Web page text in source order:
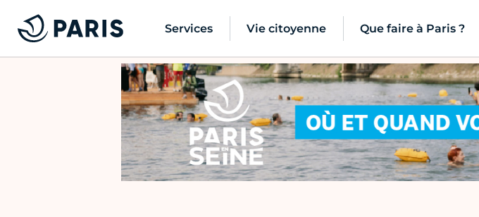
Services Vie citoyenne Que faire à Paris ?